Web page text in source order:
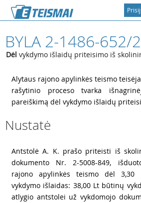
BYLA 2-1486-652/
Dėl vykdymo išlaidų priteisimo iš
Alytaus rajono apylinkės teismo
rašytinio proceso tvarka
pareiškimą dėl vykdymo išlaidų
Nustatė
Antstolė A. K. prašo priteisti iš
dokumento Nr. 2-5008-849,
rajono apylinkės teismo dėl 3,30
vykdymo išlaidas: 38,00 Lt būtinų
atlygio antstolei už vykdomojo